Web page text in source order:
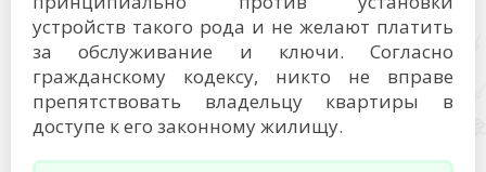
устройств такого рода и не желают платить
за обслуживание и ключи. Согласно
гражданскому кодексу, никто не вправе
препятствовать владельцу квартиры в
доступе к его законному жилищу.